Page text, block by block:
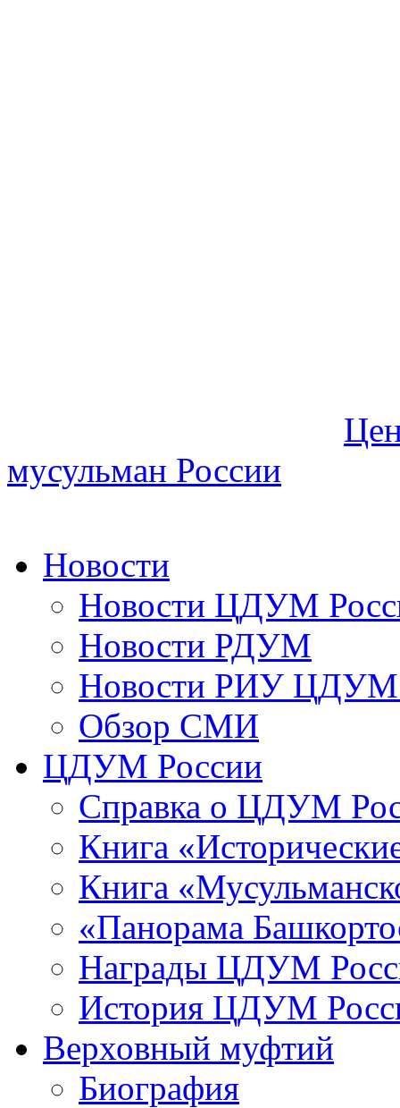
мусульман России
Новости
Новости ЦДУМ
Новости РДУМ
Новости РИУ ЦДУМ
Обзор СМИ
ЦДУМ России
Справка о ЦДУМ
Книга
Книга
«Панорама
Награды ЦДУМ
История ЦДУМ
Верховный муфтий
Биография